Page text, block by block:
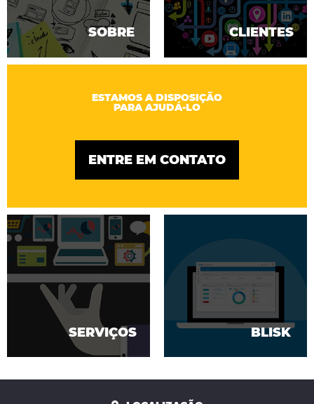
SOBRE CLIENTES
ESTAMOS A DISPOSIÇÃO
PARA AJUDÁ-LO
ENTRE EM CONTATO
SERVIÇOS BLISK